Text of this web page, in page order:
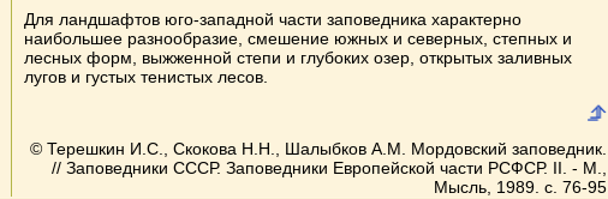
Для ландшафтов юго-западной части заповедника характерно
наибольшее разнообразие, смешение южных и северных, степных и
лесных форм, выжженной степи и глубоких озер, открытых заливных
лугов и густых тенистых лесов.
© Терешкин И.С., Скокова Н.Н., Шалыбков А.М. Мордовский заповедник.
// Заповедники СССР. Заповедники Европейской части РСФСР. II. - М.,
Мысль, 1989. с. 76-95